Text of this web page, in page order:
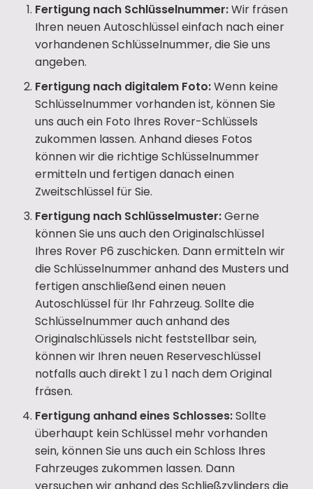
Fertigung nach Schlüsselnummer:Wir fräsen
Ihren neuen Autoschlüssel einfach nach einer
vorhandenen Schlüsselnummer, die Sie uns
angeben.
Fertigung nach digitalem Foto:Wenn keine
Schlüsselnummer vorhanden ist, können Sie
uns auch ein Foto Ihres Rover-Schlüssels
zukommen lassen. Anhand dieses Fotos
können wir die richtige Schlüsselnummer
ermitteln und fertigen danach einen
Zweitschlüssel für Sie.
Fertigung nach Schlüsselmuster:Gerne
können Sie uns auch den Originalschlüssel
Ihres Rover P6 zuschicken. Dann ermitteln wir
die Schlüsselnummer anhand des Musters und
fertigen anschließend einen neuen
Autoschlüssel für Ihr Fahrzeug. Sollte die
Schlüsselnummer auch anhand des
Originalschlüssels nicht feststellbar sein,
können wir Ihren neuen Reserveschlüssel
notfalls auch direkt 1 zu 1 nach dem Original
fräsen.
Fertigung anhand eines Schlosses:Sollte
überhaupt kein Schlüssel mehr vorhanden
sein, können Sie uns auch ein Schloss Ihres
Fahrzeuges zukommen lassen. Dann
versuchen wir anhand des Schließzylinders die